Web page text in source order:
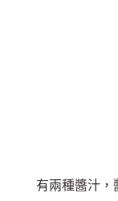
有兩種醬汁，